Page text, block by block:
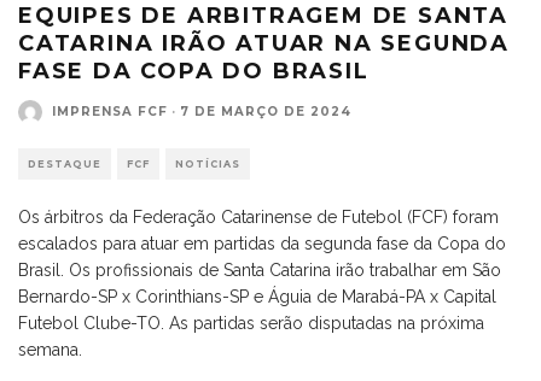
EQUIPES DE ARBITRAGEM DE SANTA
CATARINA IRÃO ATUAR NA SEGUNDA
FASE DA COPA DO BRASIL
IMPRENSA FCF · 7 DE MARÇO DE 2024
DESTAQUE FCF NOTÍCIAS
Os árbitros da Federação Catarinense de Futebol (FCF) foram
escalados para atuar em partidas da segunda fase da Copa do
Brasil. Os profissionais de Santa Catarina irão trabalhar em São
Bernardo-SP x Corinthians-SP e Águia de Marabá-PA x Capital
Futebol Clube-TO. As partidas serão disputadas na próxima
semana.